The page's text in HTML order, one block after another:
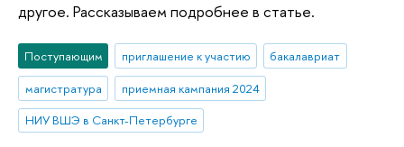
другое. Рассказываем подробнее в статье.
Поступающим приглашение к участию
бакалавриат
магистратура
приемная кампания 2024
НИУ ВШЭ в Санкт-Петербурге